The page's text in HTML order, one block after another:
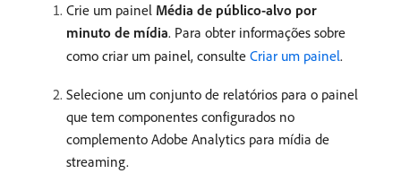
Crie um painel Média de público-alvo por
minuto de mídia. Para obter informações sobre
como criar um painel, consulte Criar um painel.
Selecione um conjunto de relatórios para o painel
que tem componentes configurados no
complemento Adobe Analytics para mídia de
streaming.